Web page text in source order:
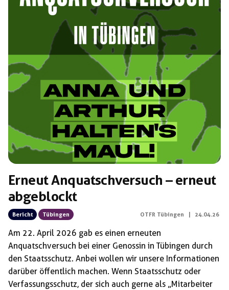
Erneut Anquatschversuch – erneut
abgeblockt
Bericht Tübingen OTFR Tübingen | 24.04.26
Am 22. April 2026 gab es einen erneuten
Anquatschversuch bei einer Genossin in Tübingen durch
den Staatsschutz. Anbei wollen wir unsere Informationen
darüber öffentlich machen. Wenn Staatsschutz oder
Verfassungsschutz, der sich auch gerne als „Mitarbeiter